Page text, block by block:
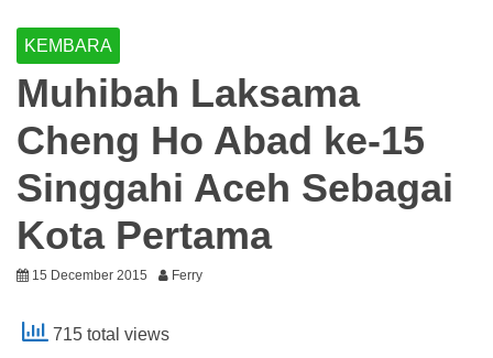
KEMBARA
Muhibah Laksama
Cheng Ho Abad ke-15
Singgahi Aceh Sebagai
Kota Pertama
15 December 2015 Ferry
715 total views